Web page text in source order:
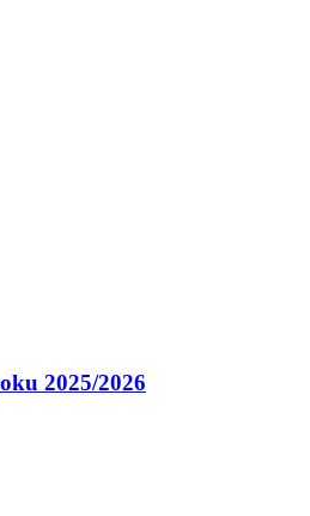
2025/2026